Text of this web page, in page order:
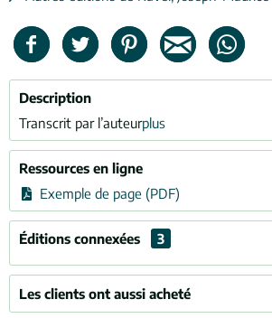
Description
Transcrit par l’auteurplus
Ressources en ligne
Exemple de page (PDF)
Éditions connexées 3
Les clients ont aussi acheté